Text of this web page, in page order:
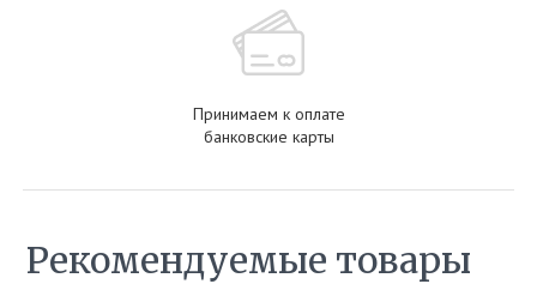
Принимаем к оплате
банковские карты
Рекомендуемые товары